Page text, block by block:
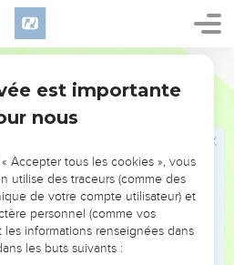
l'Eternel, m'a envoyé
celui qui te rachète, le Saint
Dieu, je t'instruis pour ton bien,
à mes commandements ! Ta
et ta justice se propagerait
au sable, tes rejetons
est importante
nous
Accepter tous les cookies », vous
utilise des traceurs (comme des
de votre compte utilisateur) et
personnel (comme vos
informations renseignées dans
les buts suivants :